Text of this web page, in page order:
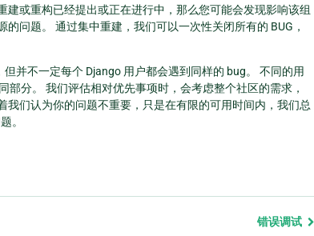
或重构已经提出或正在进行中，那么您可能会发现影响该组
问题。 通过集中重建，我们可以一次性关闭所有的 BUG，
并不一定每个 Django 用户都会遇到同样的 bug。 不同的用
分。 我们评估相对优先事项时，会考虑整个社区的需求，
们认为你的问题不重要，只是在有限的可用时间内，我们总
。
错误调试